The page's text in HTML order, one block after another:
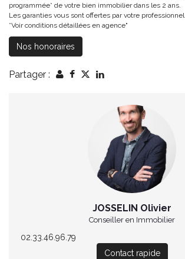
programmée* de votre bien immobilier dans les 2 ans.
Les garanties vous sont offertes par votre professionnel
*Voir conditions détaillées en agence"
Nos honoraires
Partager :
JOSSELIN Olivier
Conseiller en Immobilier
02.33.46.96.79
Contact rapide